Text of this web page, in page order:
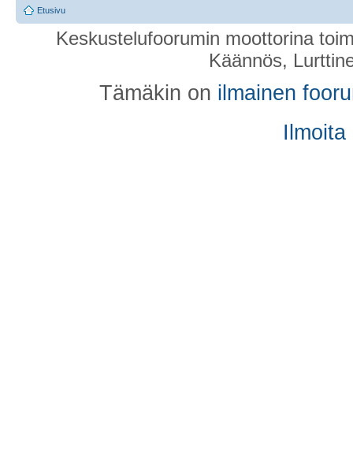
Etusivu
Keskustelufoorumin moottorina
Käännös,
Tämäkin on ilmainen